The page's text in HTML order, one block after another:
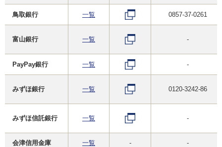
鳥取銀行 一覧 0857-37-0261
富山銀行 一覧 -
PayPay銀行 一覧 -
みずほ銀行 一覧 0120-3242-86
みずほ信託銀行 一覧 -
会津信用金庫 一覧 - -